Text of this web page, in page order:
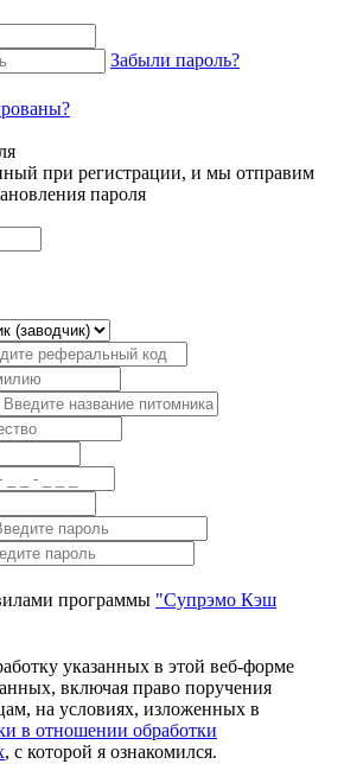
Забыли пароль?
при регистрации, и мы отправим
пароля
программы "Супрэмо Кэш
указанных в этой веб-форме
включая право поручения
на условиях, изложенных в
в отношении обработки
, с которой я ознакомился.